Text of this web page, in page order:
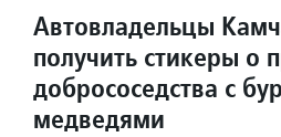
Автовладельцы
получить стикеры о
добрососедства с
медведями